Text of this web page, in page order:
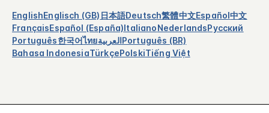
EnglishEnglisch (GB) 日本語Deutsch繁體中文Español中文
FrançaisEspañol (España)ItalianoNederlandsРусский
Português한국어ไทยالعربيةPortuguês (BR)
Bahasa IndonesiaTürkçePolskiTiếng Việt